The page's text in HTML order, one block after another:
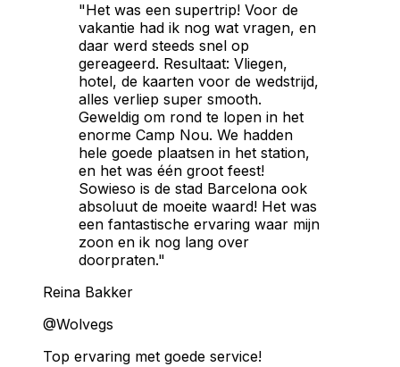
"Het was een supertrip! Voor de
vakantie had ik nog wat vragen, en
daar werd steeds snel op
gereageerd. Resultaat: Vliegen,
hotel, de kaarten voor de wedstrijd,
alles verliep super smooth.
Geweldig om rond te lopen in het
enorme Camp Nou. We hadden
hele goede plaatsen in het station,
en het was één groot feest!
Sowieso is de stad Barcelona ook
absoluut de moeite waard! Het was
een fantastische ervaring waar mijn
zoon en ik nog lang over
doorpraten."
Reina Bakker
@Wolvegs
Top ervaring met goede service!